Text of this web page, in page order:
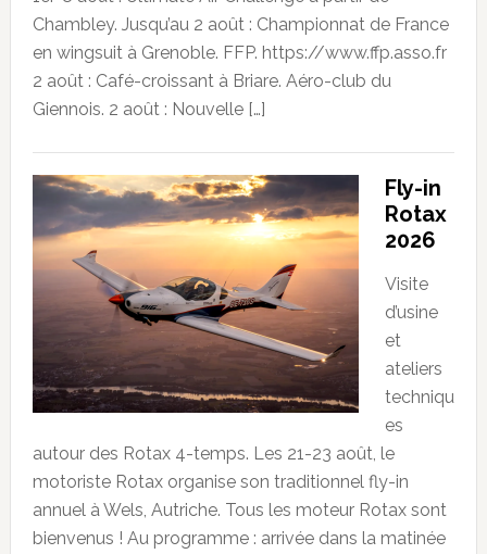
Chambley. Jusqu’au 2 août : Championnat de France
en wingsuit à Grenoble. FFP. https://www.ffp.asso.fr
2 août : Café-croissant à Briare. Aéro-club du
Giennois. 2 août : Nouvelle […]
Fly-in
Rotax
2026
Visite
d’usine
et
ateliers
techniqu
es
autour des Rotax 4-temps. Les 21-23 août, le
motoriste Rotax organise son traditionnel fly-in
annuel à Wels, Autriche. Tous les moteur Rotax sont
bienvenus ! Au programme : arrivée dans la matinée